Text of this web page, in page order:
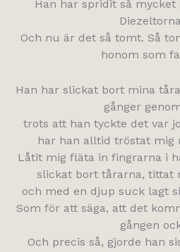
Han har spridit så mycket
Och nu är det så tomt. Så
honom som
Han har slickat bort mina
gånger
trots att han tyckte det var
har han alltid tröstat mig
Låtit mig fläta in fingrarna i
slickat bort tårarna, tittat
och med en djup suck lagt
Som för att säga, att det
gången
Och precis så, gjorde han